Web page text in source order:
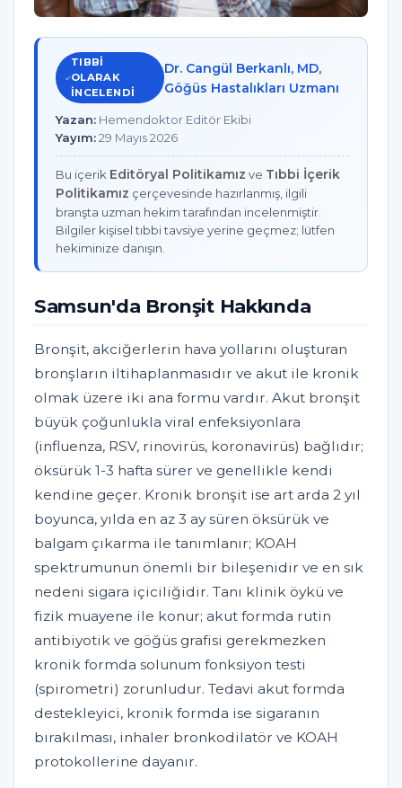
TIBBI
OLARAK
INCELENDI
Dr. Cangül Berkanlı, MD,
Göğüs Hastalıkları Uzmanı
Yazan: Hemendoktor Editör Ekibi
Yayım:29 Mayıs 2026
Bu içerik Editöryal Politikamız ve Tıbbi İçerik
Politikamız çerçevesinde hazırlanmış, ilgili
branşta uzman hekim tarafından incelenmiştir.
Bilgiler kişisel tıbbi tavsiye yerine geçmez; lütfen
hekiminize danışın.
Samsun'da Bronşit Hakkında
Bronşit, akciğerlerin hava yollarını oluşturan
bronşların iltihaplanmasıdır ve akut ile kronik
olmak üzere iki ana formu vardır. Akut bronşit
büyük çoğunlukla viral enfeksiyonlara
(influenza, RSV, rinovirüs, koronavirüs) bağlıdır;
öksürük 1-3 hafta sürer ve genellikle kendi
kendine geçer. Kronik bronşit ise art arda 2 yıl
boyunca, yılda en az 3 ay süren öksürük ve
balgam çıkarma ile tanımlanır; KOAH
spektrumunun önemli bir bileşenidir ve en sık
nedeni sigara içiciliğidir. Tanı klinik öykü ve
fizik muayene ile konur; akut formda rutin
antibiyotik ve göğüs grafisi gerekmezken
kronik formda solunum fonksiyon testi
(spirometri) zorunludur. Tedavi akut formda
destekleyici, kronik formda ise sigaranın
bırakılması, inhaler bronkodilatör ve KOAH
protokollerine dayanır.